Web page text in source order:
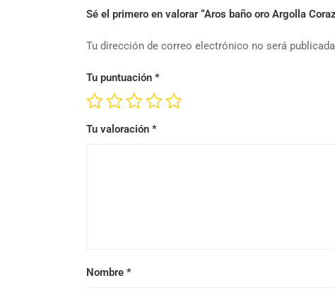
Sé el primero en valorar “Aros baño oro Argolla
Tu dirección de correo electrónico no será
Tu puntuación *
Tu valoración *
Nombre *